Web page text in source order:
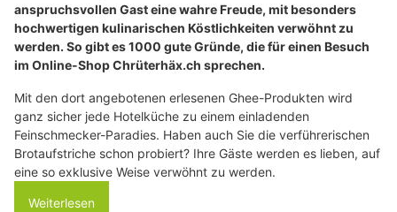
anspruchsvollen Gast eine wahre Freude, mit besonders
hochwertigen kulinarischen Köstlichkeiten verwöhnt zu
werden. So gibt es 1000 gute Gründe, die für einen Besuch
im Online-Shop Chrüterhäx.ch sprechen.
Mit den dort angebotenen erlesenen Ghee-Produkten wird
ganz sicher jede Hotelküche zu einem einladenden
Feinschmecker-Paradies. Haben auch Sie die verführerischen
Brotaufstriche schon probiert? Ihre Gäste werden es lieben, auf
eine so exklusive Weise verwöhnt zu werden.
Weiterlesen